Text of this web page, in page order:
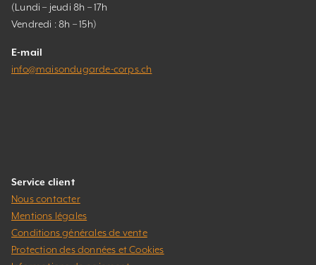
(Lundi – jeudi 8h – 17h
Vendredi : 8h – 15h)
E-mail
info@maisondugarde-corps.ch
Service client
Nous contacter
Mentions légales
Conditions générales de vente
Protection des données et Cookies